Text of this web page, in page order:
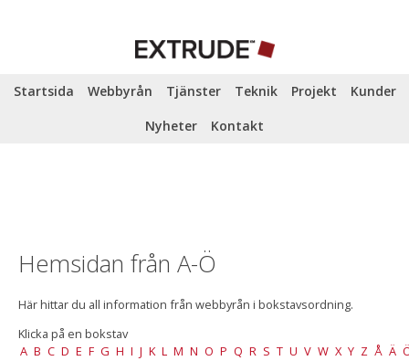
Startsida Webbyrån Tjänster Teknik Projekt
Kunder
Nyheter
Kontakt
Hemsidan från A-Ö
Här hittar du all information från webbyrån i bokstavsordning.
Klicka på en bokstav
A B C D E F G H I J K L M N O P Q R S T U V W X Y Z Å Ä